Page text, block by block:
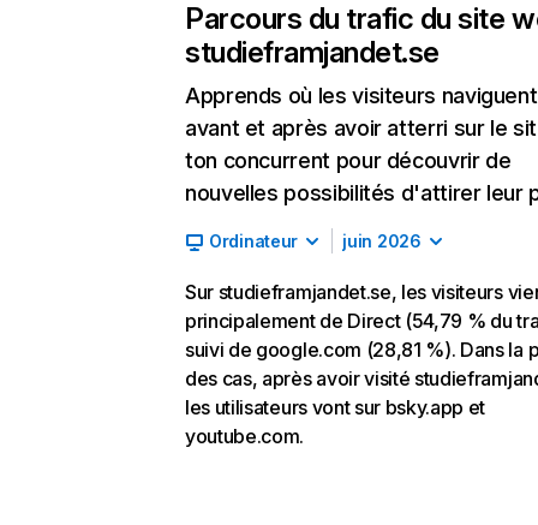
Parcours du trafic du site
studieframjandet.se
Apprends où les visiteurs naviguent
avant et après avoir atterri sur le
ton concurrent pour découvrir de
nouvelles possibilités d'attirer leur
Ordinateur juin 2026
Sur studieframjandet.se, les visiteurs
principalement de Direct (54,79 % du
suivi de google.com (28,81 %). Dans la
des cas, après avoir visité
les utilisateurs vont sur bsky.app et
youtube.com.